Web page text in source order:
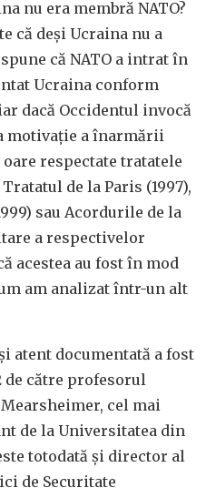
nu era membră NATO?
că deși Ucraina nu a
că NATO a intrat în
Ucraina conform
dacă Occidentul invocă
motivație a înarmării
respectate tratatele
de la Paris (1997),
sau Acordurile de la
a respectivelor
acestea au fost în mod
am analizat într-un alt
atent documentată a fost
de către profesorul
cel mai
de la Universitatea din
totodată și director al
de Securitate